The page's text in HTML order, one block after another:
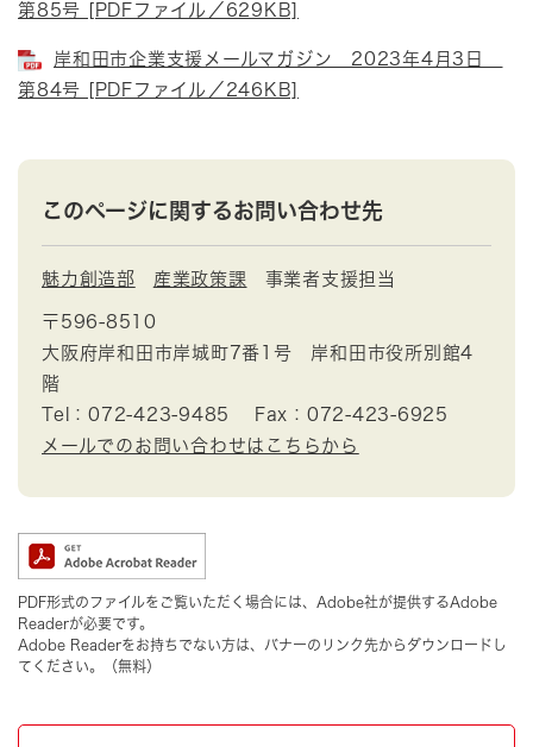
第85号 [PDFファイル／629KB]
岸和田市企業支援メールマガジン 2023年4月3日
第84号 [PDFファイル／246KB]
このページに関するお問い合わせ先
魅力創造部 産業政策課 事業者支援担当
〒596-8510
大阪府岸和田市岸城町7番1号 岸和田市役所別館4
階
Tel：072-423-9485
Fax：072-423-6925
メールでのお問い合わせはこちらから
PDF形式のファイルをご覧いただく場合には、Adobe社が提供するAdobe
Readerが必要です。
Adobe Readerをお持ちでない方は、バナーのリンク先からダウンロードし
てください。（無料）